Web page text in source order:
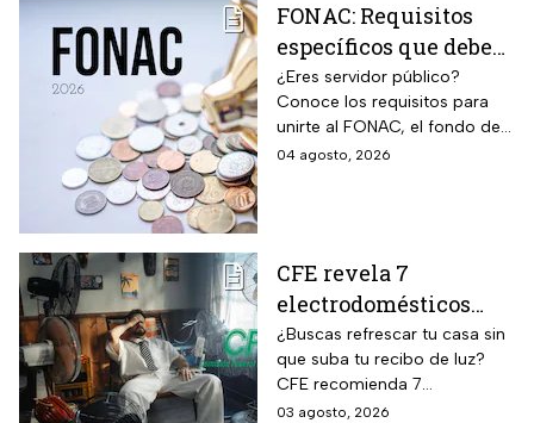
FONAC: Requisitos
específicos que deben
cumplir los
trabajadores para
participar en él
¿Eres servidor público?
Conoce los requisitos para
unirte al FONAC, el fondo de
ahorro Capitalizable de los
04 agosto, 2026
CFE revela 7
electrodomésticos
para combatir el calor
sin que se dispare tu
recibo de luz
¿Buscas refrescar tu casa sin
que suba tu recibo de luz?
CFE recomienda 7
electrodomésticos eficientes
03 agosto, 2026